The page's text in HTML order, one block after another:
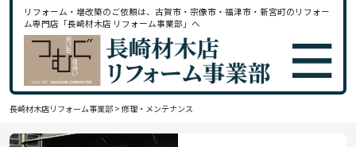
リフォーム・増改築のご依頼は、古賀市・宗像市・福津市・新宮町のリフォー
ム専門店「長崎材木店 リフォーム事業部」へ
長崎材木店リフォーム事業部 > 修理・メンテナンス